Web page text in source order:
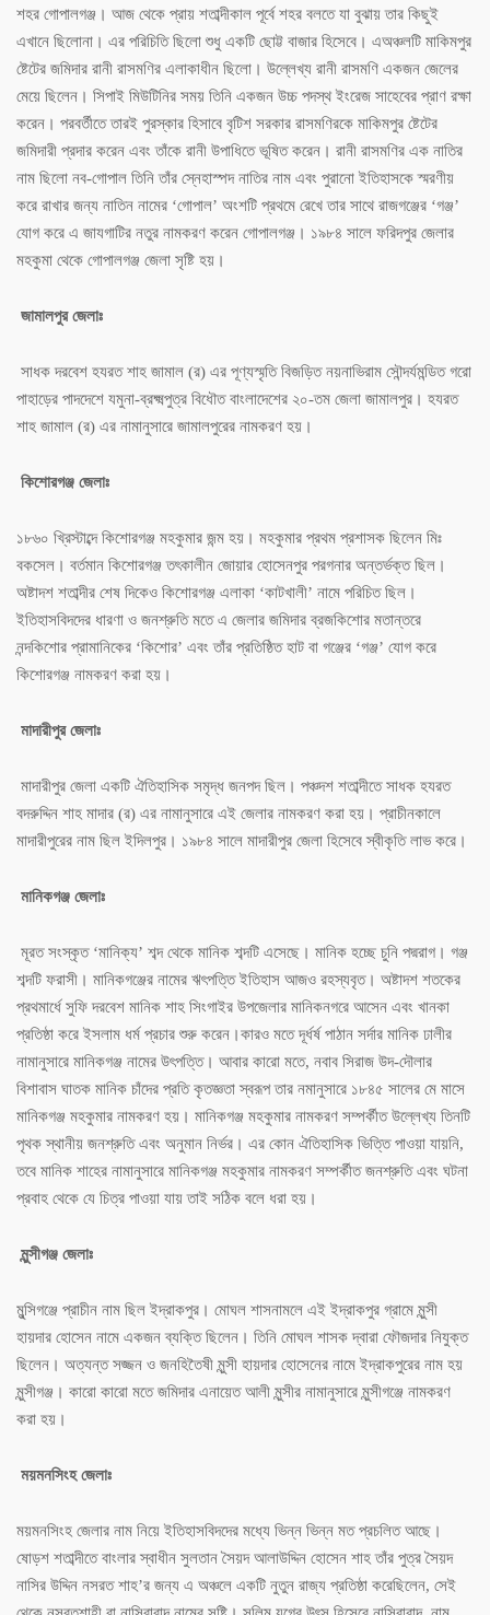
শহর গোপালগঞ্জ। আজ থেকে প্রায় শতাব্দীকাল পূর্বে শহর বলতে যা বুঝায় তার কিছুই
এখানে ছিলোনা। এর পরিচিতি ছিলো শুধু একটি ছোট্ট বাজার হিসেবে। এঅঞ্চলটি মাকিমপুর
ষ্টেটের জমিদার রানী রাসমণির এলাকাধীন ছিলো। উল্লেখ্য রানী রাসমণি একজন জেলের
মেয়ে ছিলেন। সিপাই মিউটিনির সময় তিনি একজন উচ্চ পদস্থ ইংরেজ সাহেবের প্রাণ রক্ষা
করেন। পরবর্তীতে তারই পুরস্কার হিসাবে বৃটিশ সরকার রাসমণিরকে মাকিমপুর ষ্টেটের
জমিদারী প্রদার করেন এবং তাঁকে রানী উপাধিতে ভূষিত করেন। রানী রাসমণির এক নাতির
নাম ছিলো নব-গোপাল তিনি তাঁর স্নেহাস্পদ নাতির নাম এবং পুরানো ইতিহাসকে স্মরণীয়
করে রাখার জন্য নাতিন নামের ‘গোপাল’ অংশটি প্রথমে রেখে তার সাথে রাজগঞ্জের ‘গঞ্জ’
যোগ করে এ জাযগাটির নতুর নামকরণ করেন গোপালগঞ্জ। ১৯৮৪ সালে ফরিদপুর জেলার
মহকুমা থেকে গোপালগঞ্জ জেলা সৃষ্টি হয়।
জামালপুর জেলাঃ
সাধক দরবেশ হযরত শাহ জামাল (র) এর পূণ্যস্মৃতি বিজড়িত নয়নাভিরাম সৌন্দর্যমন্ডিত গরো
পাহাড়ের পাদদেশে যমুনা-ব্রক্ষ্মপুত্র বিধৌত বাংলাদেশের ২০-তম জেলা জামালপুর। হযরত
শাহ জামাল (র) এর নামানুসারে জামালপুরের নামকরণ হয়।
কিশোরগঞ্জ জেলাঃ
১৮৬০ খ্রিস্টাব্দে কিশোরগঞ্জ মহকুমার জন্ম হয়। মহকুমার প্রথম প্রশাসক ছিলেন মিঃ
বকসেল। বর্তমান কিশোরগঞ্জ তৎকালীন জোয়ার হোসেনপুর পরগনার অন্তর্ভক্ত ছিল।
অষ্টাদশ শতাব্দীর শেষ দিকেও কিশোরগঞ্জ এলাকা ‘কাটখালী’ নামে পরিচিত ছিল।
ইতিহাসবিদদের ধারণা ও জনশ্রুতি মতে এ জেলার জমিদার ব্রজকিশোর মতান্তরে
নন্দকিশোর প্রামানিকের ‘কিশোর’ এবং তাঁর প্রতিষ্ঠিত হাট বা গঞ্জের ‘গঞ্জ’ যোগ করে
কিশোরগঞ্জ নামকরণ করা হয়।
মাদারীপুর জেলাঃ
মাদারীপুর জেলা একটি ঐতিহাসিক সমৃদ্ধ জনপদ ছিল। পঞ্চদশ শতাব্দীতে সাধক হযরত
বদরুদ্দিন শাহ মাদার (র) এর নামানুসারে এই জেলার নামকরণ করা হয়। প্রাচীনকালে
মাদারীপুরের নাম ছিল ইদিলপুর। ১৯৮৪ সালে মাদারীপুর জেলা হিসেবে স্বীকৃতি লাভ করে।
মানিকগঞ্জ জেলাঃ
মূরত সংস্কৃত ‘মানিক্য’ শব্দ থেকে মানিক শব্দটি এসেছে। মানিক হচ্ছে চুনি পদ্মরাগ। গঞ্জ
শব্দটি ফরাসী। মানিকগঞ্জের নামের ঋৎপত্তি ইতিহাস আজও রহস্যবৃত। অষ্টাদশ শতকের
প্রথমার্ধে সুফি দরবেশ মানিক শাহ সিংগাইর উপজেলার মানিকনগরে আসেন এবং খানকা
প্রতিষ্ঠা করে ইসলাম ধর্ম প্রচার শুরু করেন।কারও মতে দূর্ধর্ষ পাঠান সর্দার মানিক ঢালীর
নামানুসারে মানিকগঞ্জ নামের উৎপত্তি। আবার কারো মতে, নবাব সিরাজ উদ-দৌলার
বিশাবাস ঘাতক মানিক চাঁদের প্রতি কৃতজ্ঞতা স্বরূপ তার নমানুসারে ১৮৪৫ সালের মে মাসে
মানিকগঞ্জ মহকুমার নামকরণ হয়। মানিকগঞ্জ মহকুমার নামকরণ সম্পর্কীত উল্লেখ্য তিনটি
পৃথক স্থানীয় জনশ্রুতি এবং অনুমান নির্ভর। এর কোন ঐতিহাসিক ভিত্তি পাওয়া যায়নি,
তবে মানিক শাহের নামানুসারে মানিকগঞ্জ মহকুমার নামকরণ সম্পর্কীত জনশ্রুতি এবং ঘটনা
প্রবাহ থেকে যে চিত্র পাওয়া যায় তাই সঠিক বলে ধরা হয়।
মুন্সীগঞ্জ জেলাঃ
মুন্সিগঞ্জে প্রাচীন নাম ছিল ইদ্রাকপুর। মোঘল শাসনামলে এই ইদ্রাকপুর গ্রামে মুন্সী
হায়দার হোসেন নামে একজন ব্যক্তি ছিলেন। তিনি মোঘল শাসক দ্বারা ফৌজদার নিযুক্ত
ছিলেন। অত্যন্ত সজ্জন ও জনহিতৈষী মুন্সী হায়দার হোসেনের নামে ইদ্রাকপুরের নাম হয়
মুন্সীগঞ্জ। কারো কারো মতে জমিদার এনায়েত আলী মুন্সীর নামানুসারে মুন্সীগঞ্জে নামকরণ
করা হয়।
ময়মনসিংহ জেলাঃ
ময়মনসিংহ জেলার নাম নিয়ে ইতিহাসবিদদের মধ্যে ভিন্ন ভিন্ন মত প্রচলিত আছে।
ষোড়শ শতাব্দীতে বাংলার স্বাধীন সুলতান সৈয়দ আলাউদ্দিন হোসেন শাহ তাঁর পুত্র সৈয়দ
নাসির উদ্দিন নসরত শাহ’র জন্য এ অঞ্চলে একটি নুতুন রাজ্য প্রতিষ্ঠা করেছিলেন, সেই